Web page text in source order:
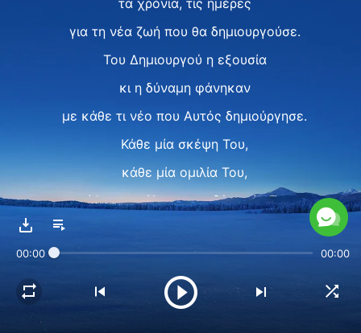
τα χρόνια, τις ημέρες
για τη νέα ζωή που θα δημιουργούσε.
Του Δημιουργού η εξουσία
κι η δύναμη φάνηκαν
με κάθε τι νέο που Αυτός δημιούργησε.
Κάθε μία σκέψη Του,
κάθε μία ομιλία Του,
κάθε αποκάλυψη της δύναμής Του
εν μέσω πάντων, είναι μέγα εγχείρημα
που αξίζει ο άνθρωπος
να γνωρίσει, να κατανοήσει.
00:00 00:00